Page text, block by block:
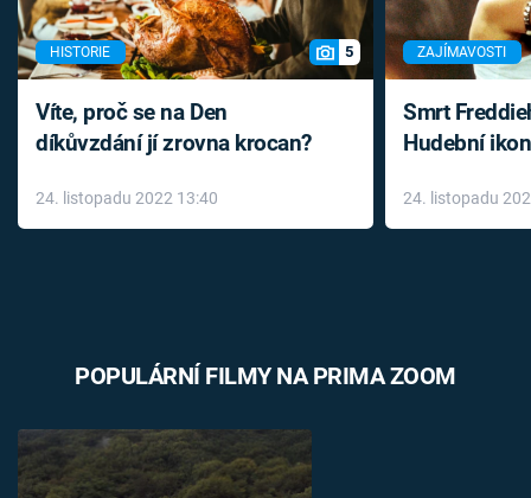
HISTORIE 5
Víte, proč se na Den
díkůvzdání jí zrovna krocan?
24. listopadu 2022 13:40
ZAJÍMAVOSTI
Smrt
Hudební
léky
24. listopadu
POPULÁRNÍ FILMY NA PRIMA ZOOM